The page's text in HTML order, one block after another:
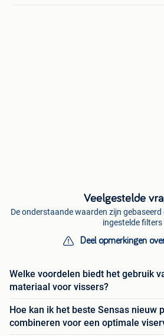
Veelgestelde
De onderstaande waarden zijn
ingestelde filters
Deel opmerkingen
Welke voordelen biedt het gebruik
materiaal voor vissers?
Hoe kan ik het beste Sensas nieuw
combineren voor een optimale